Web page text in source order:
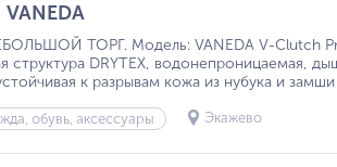
ТОРГ. Модель: VANEDA V-Clutch
структура DRYTEX, водонепроницаемая,
к разрывам кожа из нубука и замши
обувь, аксессуары Экажево